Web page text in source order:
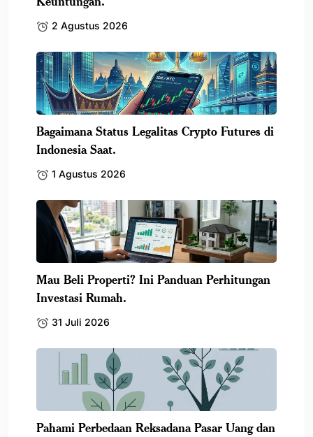
2 Agustus 2026
Bagaimana Status Legalitas Crypto Futures di
Indonesia Saat.
1 Agustus 2026
Mau Beli Properti? Ini Panduan Perhitungan
Investasi Rumah.
31 Juli 2026
Pahami Perbedaan Reksadana Pasar Uang dan